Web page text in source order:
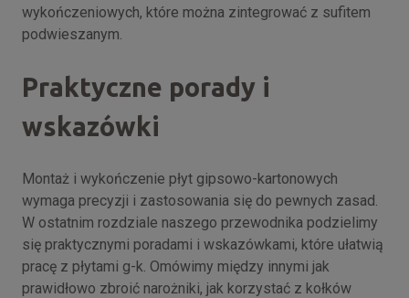
wykończeniowych, które można zintegrować z sufitem
podwieszanym.
Praktyczne porady i
wskazówki
Montaż i wykończenie płyt gipsowo-kartonowych
wymaga precyzji i zastosowania się do pewnych zasad.
W ostatnim rozdziale naszego przewodnika podzielimy
się praktycznymi poradami i wskazówkami, które ułatwią
pracę z płytami g-k. Omówimy między innymi jak
prawidłowo zbroić narożniki, jak korzystać z kołków